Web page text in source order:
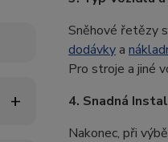
Sněhové řetězy
dodávkya
Pro stroje a jiné
4. Snadná
Nakonec, při